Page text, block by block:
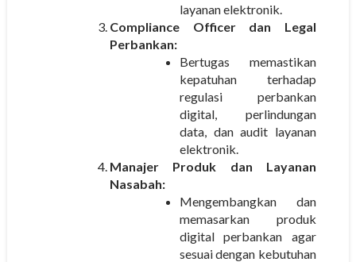
layanan elektronik.
Compliance Officer dan Legal
Perbankan:
Bertugas memastikan
kepatuhan terhadap
regulasi perbankan
digital, perlindungan
data, dan audit layanan
elektronik.
Manajer Produk dan Layanan
Nasabah:
Mengembangkan dan
memasarkan produk
digital perbankan agar
sesuai dengan kebutuhan